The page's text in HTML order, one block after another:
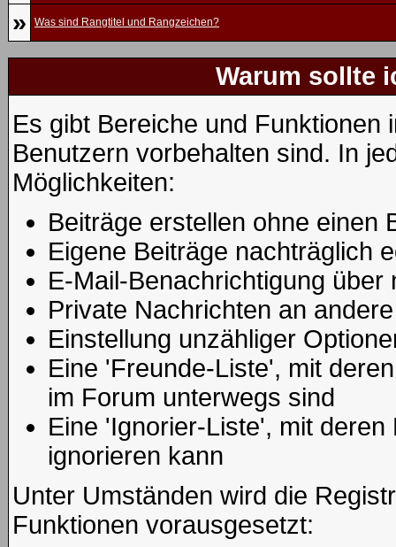
» Was sind Rangtitel und Rangzeichen?
Warum sollte
Es gibt Bereiche und
Benutzern vorbehalten sind. In
Möglichkeiten:
Beiträge erstellen ohne einen
Eigene Beiträge nachträglich
E-Mail-Benachrichtigung
Private Nachrichten an
Einstellung unzähliger
Eine 'Freunde-Liste', mit
im Forum unterwegs sind
Eine 'Ignorier-Liste', mit
ignorieren kann
Unter Umständen wird die
Funktionen vorausgesetzt: